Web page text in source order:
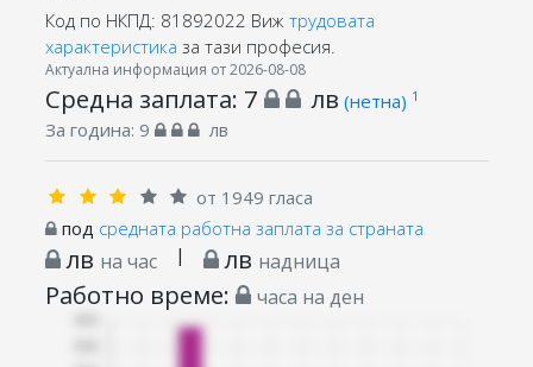
Код по НКПД: 81892022 Виж трудовата
характеристика за тази професия.
Актуална информация от 2026-08-08
Средна заплата: 7 лв (нетна) 1
За година: 9 лв
от 1949 гласа
под средната работна заплата за страната
лв на час | лв надница
Работно време: часа на ден